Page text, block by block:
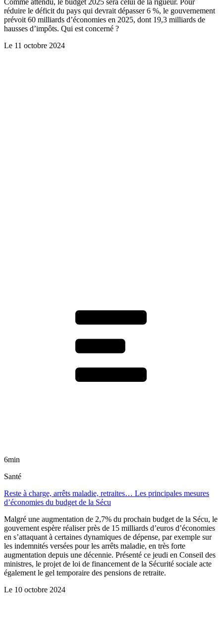
Comme attendu, le budget 2025 sera celui de la rigueur. Pour
réduire le déficit du pays qui devrait dépasser 6 %, le gouvernement
prévoit 60 milliards d’économies en 2025, dont 19,3 milliards de
hausses d’impôts. Qui est concerné ?
Le 11 octobre 2024
6min
Santé
Reste à charge, arrêts maladie, retraites… Les principales mesures
d’économies du budget de la Sécu
Malgré une augmentation de 2,7% du prochain budget de la Sécu, le
gouvernent espère réaliser près de 15 milliards d’euros d’économies
en s’attaquant à certaines dynamiques de dépense, par exemple sur
les indemnités versées pour les arrêts maladie, en très forte
augmentation depuis une décennie. Présenté ce jeudi en Conseil des
ministres, le projet de loi de financement de la Sécurité sociale acte
également le gel temporaire des pensions de retraite.
Le 10 octobre 2024